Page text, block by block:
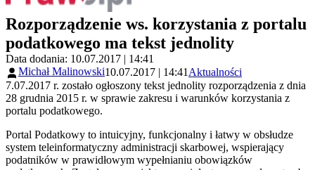
Rozporządzenie ws. korzystania z portalu
podatkowego ma tekst jednolity
Data dodania: 10.07.2017 | 14:41
Michał Malinowski10.07.2017 | 14:41 Aktualności
7.07.2017 r. zostało ogłoszony tekst jednolity rozporządzenia z dnia
28 grudnia 2015 r. w sprawie zakresu i warunków korzystania z
portalu podatkowego.
Portal Podatkowy to intuicyjny, funkcjonalny i łatwy w obsłudze
system teleinformatyczny administracji skarbowej, wspierający
podatników w prawidłowym wypełnianiu obowiązków